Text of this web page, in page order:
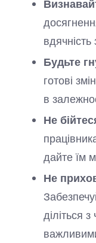
Будьте
готові
в
Не
дайте їм
Не
діліться